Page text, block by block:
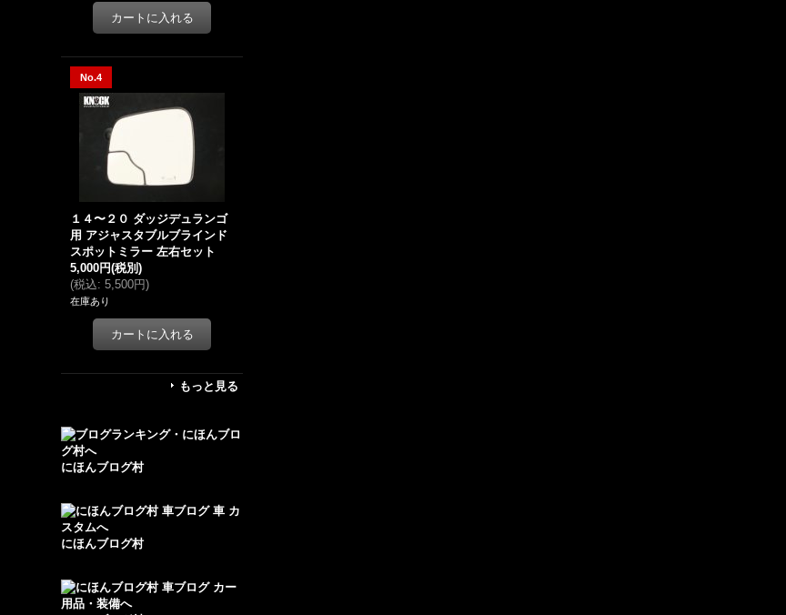
No.4
１４〜２０ ダッジデュランゴ
用 アジャスタブルブラインド
スポットミラー 左右セット
5,000円(税別)
(税込: 5,500円)
在庫あり
もっと見る
にほんブログ村
にほんブログ村